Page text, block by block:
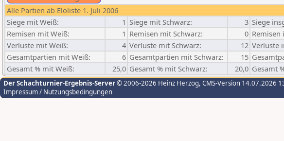
Alle Partien ab Eloliste 1. Juli 2006
Siege mit Weiß:
1 Siege mit Schwarz: 3 Siege
Remisen mit Weiß:
1 Remisen mit Schwarz: 0 Remisen
Verluste mit Weiß:
4 Verluste mit Schwarz: 12 Verluste
Gesamtpartien mit Weiß:
6 Gesamtpartien mit Schwarz: 15
Gesamt % mit Weiß:
25,0 Gesamt % mit Schwarz: 20,0 Gesamt
Der Schachturnier-Ergebnis-Server© 2006-2026 Heinz Herzog, CMS-Version 14.07.2026
Impressum / Nutzungsbedingungen